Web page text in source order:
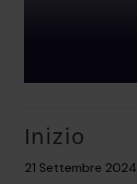
Inizio
21 Settembre 2024